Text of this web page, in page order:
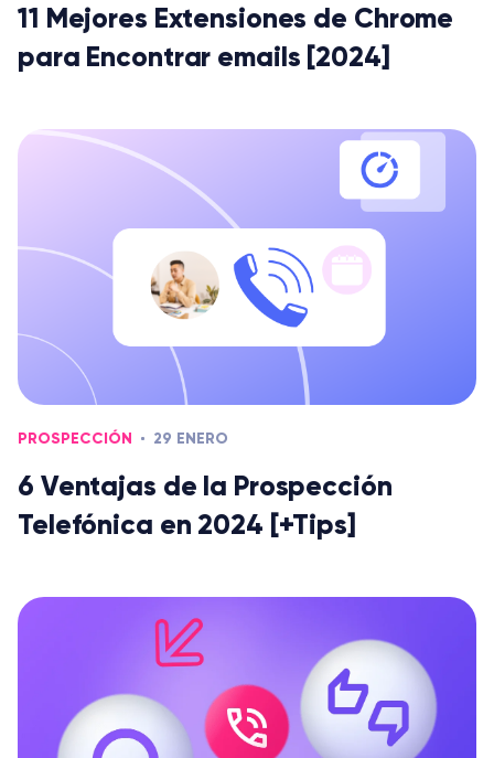
11 Mejores Extensiones de Chrome
para Encontrar emails [2024]
PROSPECCIÓN 29 ENERO
6 Ventajas de la Prospección
Telefónica en 2024 [+Tips]